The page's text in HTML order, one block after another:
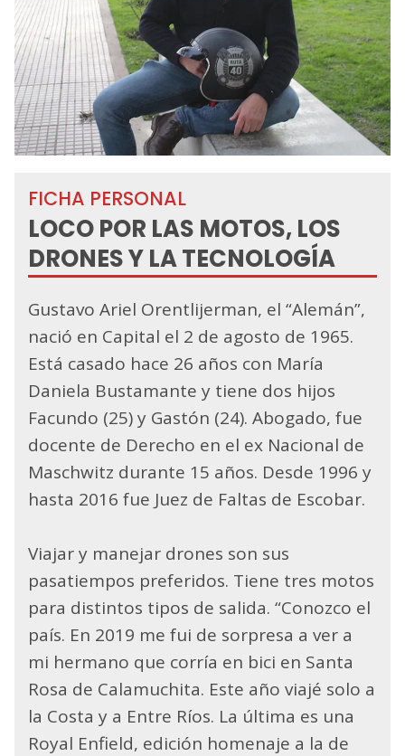
FICHA PERSONAL
LOCO POR LAS MOTOS, LOS
DRONES Y LA TECNOLOGÍA
Gustavo Ariel Orentlijerman, el “Alemán”,
nació en Capital el 2 de agosto de 1965.
Está casado hace 26 años con María
Daniela Bustamante y tiene dos hijos
Facundo (25) y Gastón (24). Abogado, fue
docente de Derecho en el ex Nacional de
Maschwitz durante 15 años. Desde 1996 y
hasta 2016 fue Juez de Faltas de Escobar.
Viajar y manejar drones son sus
pasatiempos preferidos. Tiene tres motos
para distintos tipos de salida. “Conozco el
país. En 2019 me fui de sorpresa a ver a
mi hermano que corría en bici en Santa
Rosa de Calamuchita. Este año viajé solo a
la Costa y a Entre Ríos. La última es una
Royal Enfield, edición homenaje a la de